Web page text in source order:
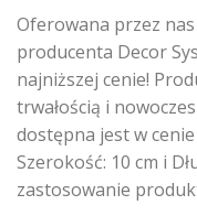
Oferowana przez
producenta Decor
najniższej cenie!
trwałością i
dostępna jest w cenie
Szerokość: 10 cm i
zastosowanie